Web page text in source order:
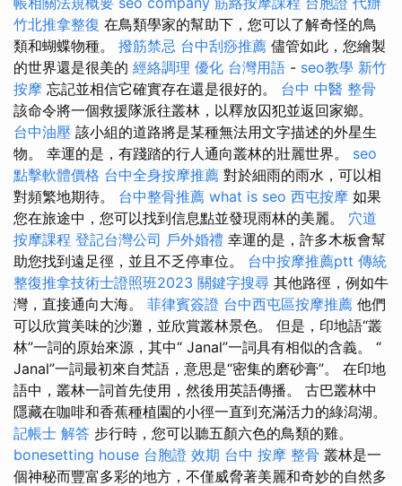
竹北推拿整復 在鳥類學家的幫助下，您可以了解奇怪的鳥
類和蝴蝶物種。 撥筋禁忌 台中刮痧推薦 儘管如此，您繪製
的世界還是很美的 經絡調理 優化 台灣用語 - seo教學 新竹
按摩 忘記並相信它確實存在還是很好的。 台中 中醫 整骨
該命令將一個救援隊派往叢林，以釋放囚犯並返回家鄉。
台中油壓 該小組的道路將是某種無法用文字描述的外星生
物。 幸運的是，有踐踏的行人通向叢林的壯麗世界。 seo
點擊軟體價格 台中全身按摩推薦 對於細雨的雨水，可以相
對頻繁地期待。 台中整骨推薦 what is seo 西屯按摩 如果
您在旅途中，您可以找到信息點並發現雨林的美麗。 穴道
按摩課程 登記台灣公司 戶外婚禮 幸運的是，許多木板會幫
助您找到遠足徑，並且不乏停車位。 台中按摩推薦ptt 傳統
整復推拿技術士證照班2023 關鍵字搜尋 其他路徑，例如牛
灣，直接通向大海。 菲律賓簽證 台中西屯區按摩推薦 他們
可以欣賞美味的沙灘，並欣賞叢林景色。 但是，印地語“叢
林”一詞的原始來源，其中“ Janal”一詞具有相似的含義。 “
Janal”一詞最初來自梵語，意思是“密集的磨砂膏”。 在印地
語中，叢林一詞首先使用，然後用英語傳播。 古巴叢林中
隱藏在咖啡和香蕉種植園的小徑一直到充滿活力的綠潟湖。
記帳士 解答 步行時，您可以聽五顏六色的鳥類的雞。
bonesetting house 台胞證 效期 台中 按摩 整骨 叢林是一
個神秘而豐富多彩的地方，不僅威脅著美麗和奇妙的自然多